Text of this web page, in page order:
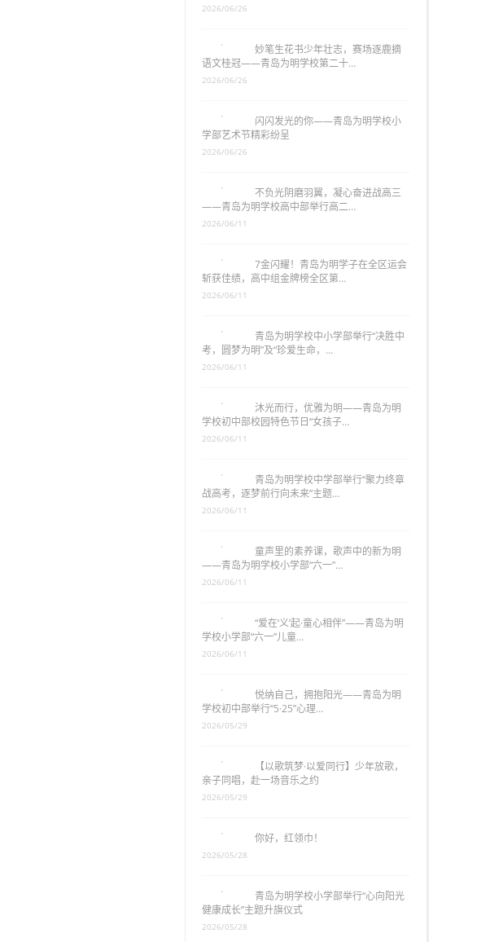
妙笔生花书少年壮志，赛场逐鹿摘
语文桂冠——青岛为明学校第二十…
闪闪发光的你——青岛为明学校小
学部艺术节精彩纷呈
不负光阴磨羽翼，凝心奋进战高三
——青岛为明学校高中部举行高二…
7金闪耀！青岛为明学子在全区运会
斩获佳绩，高中组金牌榜全区第…
青岛为明学校中小学部举行“决胜中
考，圆梦为明”及“珍爱生命，…
沐光而行，优雅为明——青岛为明
学校初中部校园特色节日“女孩子…
青岛为明学校中学部举行“聚力终章
战高考，逐梦前行向未来”主题…
童声里的素养课，歌声中的新为明
——青岛为明学校小学部“六一”…
“爱在‘义’起·童心相伴”——青岛为明
学校小学部“六一”儿童…
悦纳自己，拥抱阳光——青岛为明
学校初中部举行“5·25”心理…
【以歌筑梦·以爱同行】少年放歌，
亲子同唱，赴一场音乐之约
你好，红领巾！
2026/05/28
青岛为明学校小学部举行“心向阳光
健康成长”主题升旗仪式